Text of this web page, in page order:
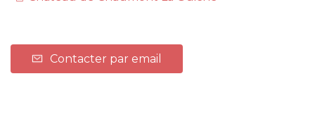
Contacter par email